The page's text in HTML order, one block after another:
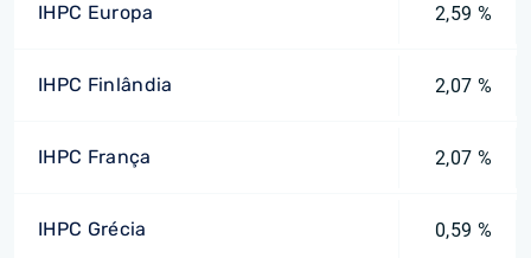
IHPC Europa 2,59 %
IHPC Finlândia 2,07 %
IHPC França 2,07 %
IHPC Grécia 0,59 %